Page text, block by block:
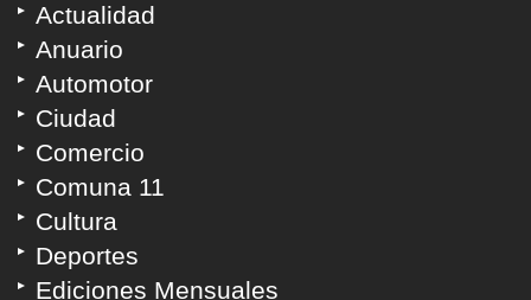
Actualidad
Anuario
Automotor
Ciudad
Comercio
Comuna 11
Cultura
Deportes
Ediciones Mensuales